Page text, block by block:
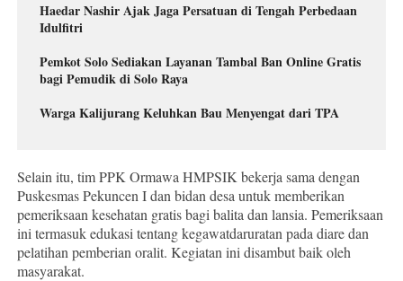
Haedar Nashir Ajak Jaga Persatuan di Tengah Perbedaan
Idulfitri
Pemkot Solo Sediakan Layanan Tambal Ban Online Gratis
bagi Pemudik di Solo Raya
Warga Kalijurang Keluhkan Bau Menyengat dari TPA
Selain itu, tim PPK Ormawa HMPSIK bekerja sama dengan
Puskesmas Pekuncen I dan bidan desa untuk memberikan
pemeriksaan kesehatan gratis bagi balita dan lansia. Pemeriksaan
ini termasuk edukasi tentang kegawatdaruratan pada diare dan
pelatihan pemberian oralit. Kegiatan ini disambut baik oleh
masyarakat.